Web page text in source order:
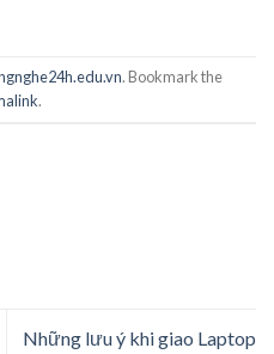
. Bookmark the
.
Những lưu ý khi giao Laptop